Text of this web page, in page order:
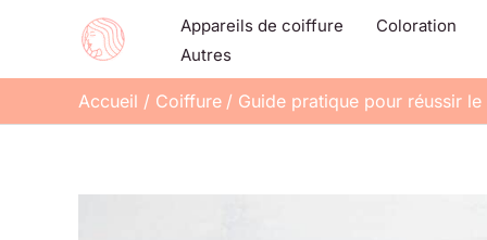
contenu
Appareils de coiffure
Coloration
Autres
Accueil Coiffure Guide pratique pour réussir